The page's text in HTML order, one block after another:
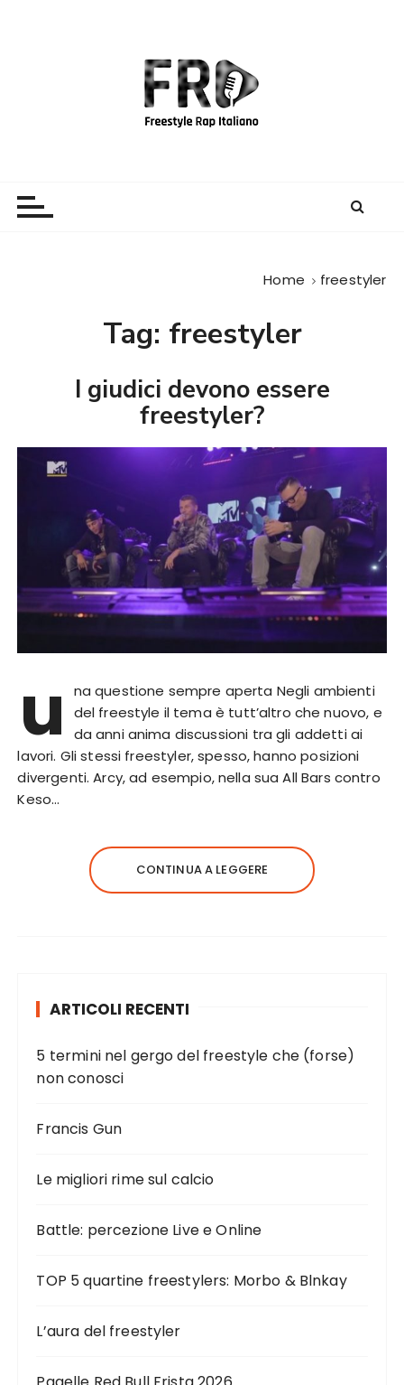
Home freestyler
Tag: freestyler
I giudici devono essere
freestyler?
u
na questione sempre aperta Negli ambienti
del freestyle il tema è tutt’altro che nuovo, e
da anni anima discussioni tra gli addetti ai
lavori. Gli stessi freestyler, spesso, hanno posizioni
divergenti. Arcy, ad esempio, nella sua All Bars contro
Keso…
CONTINUA A LEGGERE
ARTICOLI RECENTI
5 termini nel gergo del freestyle che (forse)
non conosci
Francis Gun
Le migliori rime sul calcio
Battle: percezione Live e Online
TOP 5 quartine freestylers: Morbo & Blnkay
L’aura del freestyler